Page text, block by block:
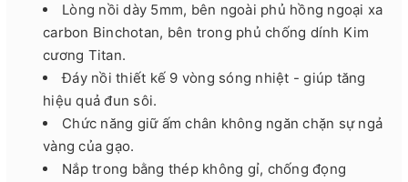
Lòng nồi dày 5mm, bên ngoài phủ hồng ngoại xa
carbon Binchotan, bên trong phủ chống dính Kim
cương Titan.
Đáy nồi thiết kế 9 vòng sóng nhiệt - giúp tăng
hiệu quả đun sôi.
Chức năng giữ ấm chân không ngăn chặn sự ngả
vàng của gạo.
Nắp trong bằng thép không gỉ, chống đọng